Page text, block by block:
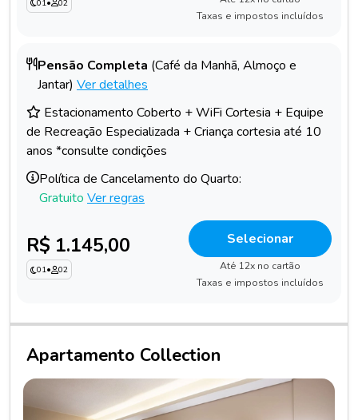
01• 02
Taxas e impostos incluídos
Pensão Completa (Café da Manhã, Almoço e
Jantar) Ver detalhes
Estacionamento Coberto + WiFi Cortesia + Equipe
de Recreação Especializada + Criança cortesia até 10
anos *consulte condições
Política de Cancelamento do Quarto:
Gratuito Ver regras
R$ 1.145,00
01• 02
Selecionar
Até 12x no cartão
Taxas e impostos incluídos
Apartamento Collection